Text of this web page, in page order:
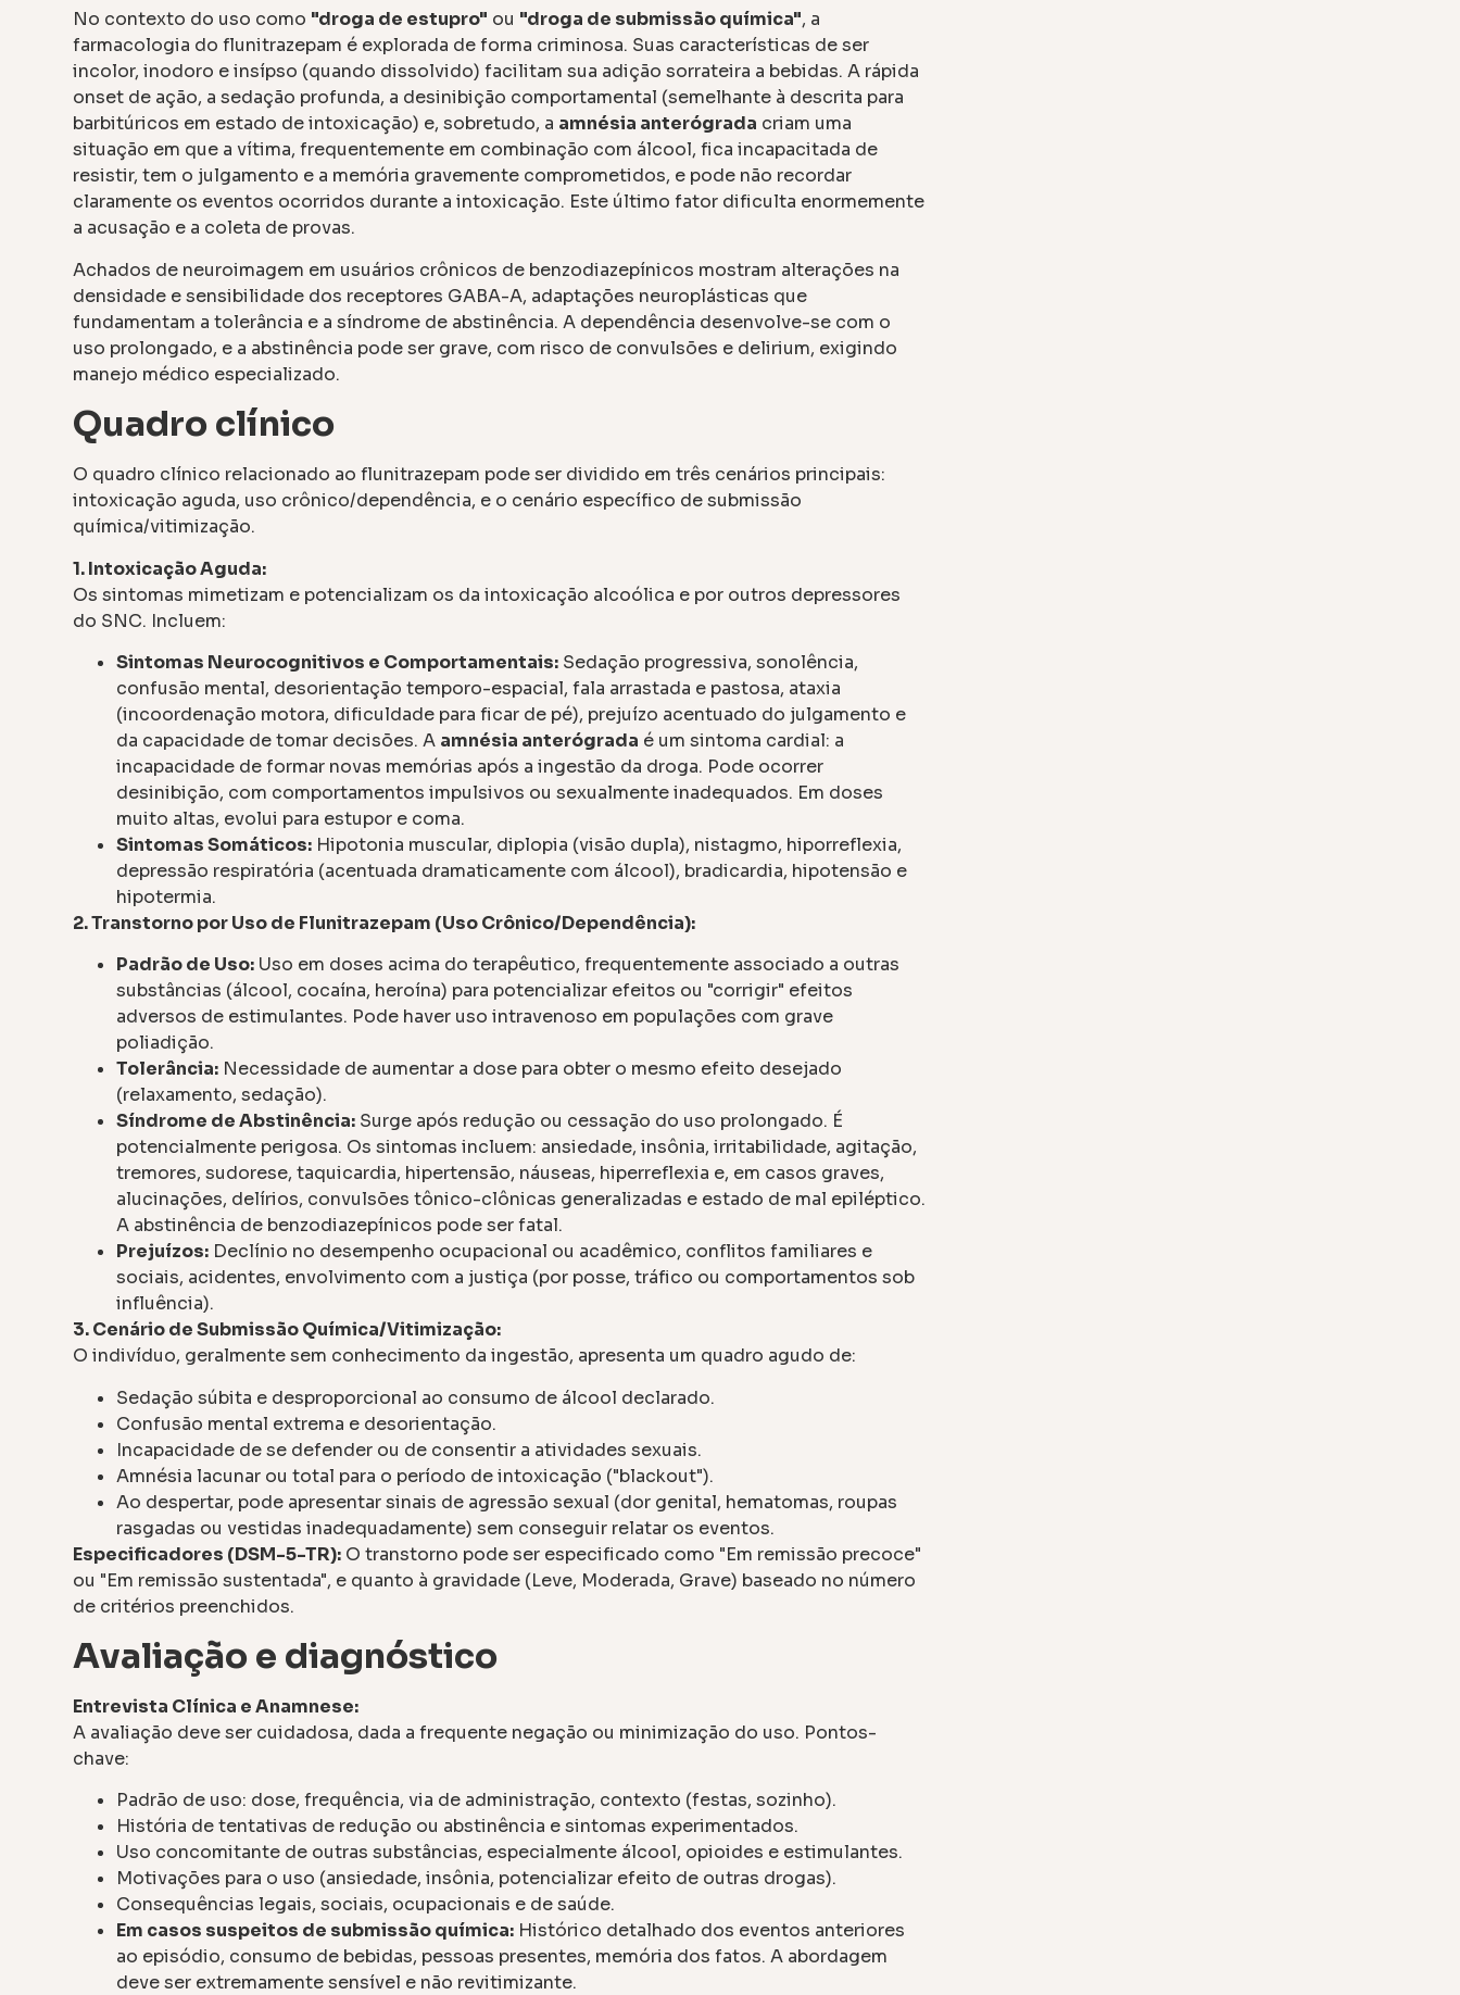
No contexto do uso como "droga de estupro" ou "droga de submissão química", a
farmacologia do flunitrazepam é explorada de forma criminosa. Suas características de ser
incolor, inodoro e insípso (quando dissolvido) facilitam sua adição sorrateira a bebidas. A rápida
onset de ação, a sedação profunda, a desinibição comportamental (semelhante à descrita para
barbitúricos em estado de intoxicação) e, sobretudo, a amnésia anterógrada criam uma
situação em que a vítima, frequentemente em combinação com álcool, fica incapacitada de
resistir, tem o julgamento e a memória gravemente comprometidos, e pode não recordar
claramente os eventos ocorridos durante a intoxicação. Este último fator dificulta enormemente
a acusação e a coleta de provas.
Achados de neuroimagem em usuários crônicos de benzodiazepínicos mostram alterações na
densidade e sensibilidade dos receptores GABA-A, adaptações neuroplásticas que
fundamentam a tolerância e a síndrome de abstinência. A dependência desenvolve-se com o
uso prolongado, e a abstinência pode ser grave, com risco de convulsões e delirium, exigindo
manejo médico especializado.
Quadro clínico
O quadro clínico relacionado ao flunitrazepam pode ser dividido em três cenários principais:
intoxicação aguda, uso crônico/dependência, e o cenário específico de submissão
química/vitimização.
1. Intoxicação Aguda:
Os sintomas mimetizam e potencializam os da intoxicação alcoólica e por outros depressores
do SNC. Incluem:
Sintomas Neurocognitivos e Comportamentais: Sedação progressiva, sonolência,
confusão mental, desorientação temporo-espacial, fala arrastada e pastosa, ataxia
(incoordenação motora, dificuldade para ficar de pé), prejuízo acentuado do julgamento e
da capacidade de tomar decisões. A amnésia anterógrada é um sintoma cardial: a
incapacidade de formar novas memórias após a ingestão da droga. Pode ocorrer
desinibição, com comportamentos impulsivos ou sexualmente inadequados. Em doses
muito altas, evolui para estupor e coma.
Sintomas Somáticos: Hipotonia muscular, diplopia (visão dupla), nistagmo, hiporreflexia,
depressão respiratória (acentuada dramaticamente com álcool), bradicardia, hipotensão e
hipotermia.
2. Transtorno por Uso de Flunitrazepam (Uso Crônico/Dependência):
Padrão de Uso: Uso em doses acima do terapêutico, frequentemente associado a outras
substâncias (álcool, cocaína, heroína) para potencializar efeitos ou "corrigir" efeitos
adversos de estimulantes. Pode haver uso intravenoso em populações com grave
poliadição.
Tolerância: Necessidade de aumentar a dose para obter o mesmo efeito desejado
(relaxamento, sedação).
Síndrome de Abstinência: Surge após redução ou cessação do uso prolongado. É
potencialmente perigosa. Os sintomas incluem: ansiedade, insônia, irritabilidade, agitação,
tremores, sudorese, taquicardia, hipertensão, náuseas, hiperreflexia e, em casos graves,
alucinações, delírios, convulsões tônico-clônicas generalizadas e estado de mal epiléptico.
A abstinência de benzodiazepínicos pode ser fatal.
Prejuízos: Declínio no desempenho ocupacional ou acadêmico, conflitos familiares e
sociais, acidentes, envolvimento com a justiça (por posse, tráfico ou comportamentos sob
influência).
3. Cenário de Submissão Química/Vitimização:
O indivíduo, geralmente sem conhecimento da ingestão, apresenta um quadro agudo de:
Sedação súbita e desproporcional ao consumo de álcool declarado.
Confusão mental extrema e desorientação.
Incapacidade de se defender ou de consentir a atividades sexuais.
Amnésia lacunar ou total para o período de intoxicação ("blackout").
Ao despertar, pode apresentar sinais de agressão sexual (dor genital, hematomas, roupas
rasgadas ou vestidas inadequadamente) sem conseguir relatar os eventos.
Especificadores (DSM-5-TR): O transtorno pode ser especificado como "Em remissão precoce"
ou "Em remissão sustentada", e quanto à gravidade (Leve, Moderada, Grave) baseado no número
de critérios preenchidos.
Avaliação e diagnóstico
Entrevista Clínica e Anamnese:
A avaliação deve ser cuidadosa, dada a frequente negação ou minimização do uso. Pontos-
chave:
Padrão de uso: dose, frequência, via de administração, contexto (festas, sozinho).
História de tentativas de redução ou abstinência e sintomas experimentados.
Uso concomitante de outras substâncias, especialmente álcool, opioides e estimulantes.
Motivações para o uso (ansiedade, insônia, potencializar efeito de outras drogas).
Consequências legais, sociais, ocupacionais e de saúde.
Em casos suspeitos de submissão química: Histórico detalhado dos eventos anteriores
ao episódio, consumo de bebidas, pessoas presentes, memória dos fatos. A abordagem
deve ser extremamente sensível e não revitimizante.